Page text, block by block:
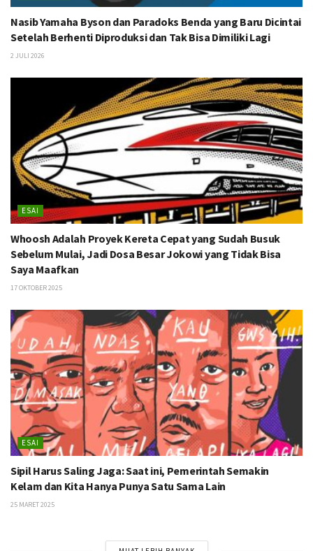
Nasib Yamaha Byson dan Paradoks Benda yang Baru Dicintai
Setelah Berhenti Diproduksi dan Tak Bisa Dimiliki Lagi
2 JULI 2026
ESAI
Whoosh Adalah Proyek Kereta Cepat yang Sudah Busuk
Sebelum Mulai, Jadi Dosa Besar Jokowi yang Tidak Bisa
Saya Maafkan
17 OKTOBER 2025
ESAI
Sipil Harus Saling Jaga: Saat ini, Pemerintah Semakin
Kelam dan Kita Hanya Punya Satu Sama Lain
25 MARET 2025